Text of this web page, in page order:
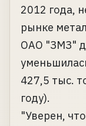
2012 года,
рынке
ОАО "ЗМЗ"
427,5 тыс.
году).
"Уверен,